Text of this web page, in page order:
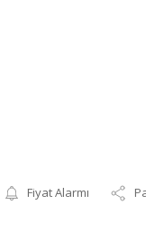
Fiyat Alarmı